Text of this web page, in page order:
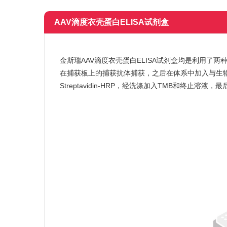
AAV滴度衣壳蛋白ELISA试剂盒
金斯瑞AAV滴度衣壳蛋白ELISA试剂盒均是利用了两
在捕获板上的捕获抗体捕获，之后在体系中加入与
Streptavidin-HRP，经洗涤加入TMB和终止溶液，